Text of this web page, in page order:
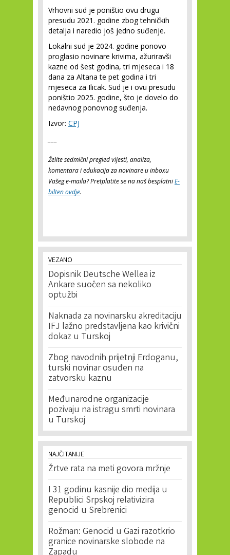
Vrhovni sud je poništio ovu drugu
presudu 2021. godine zbog tehničkih
detalja i naredio još jedno suđenje.
Lokalni sud je 2024. godine ponovo
proglasio novinare krivima, ažuriravši
kazne od šest godina, tri mjeseca i 18
dana za Altana te pet godina i tri
mjeseca za Ilıcak. Sud je i ovu presudu
poništio 2025. godine, što je dovelo do
nedavnog ponovnog suđenja.
Izvor: CPJ
Želite sedmični pregled vijesti, analiza,
komentara i edukacija za novinare u inboxu
Vašeg e-maila? Pretplatite se na naš besplatniE-
bilten ovdje.
VEZANO
Dopisnik Deutsche Wellea iz
Ankare suočen sa nekoliko
optužbi
Naknada za novinarsku akreditaciju
IFJ lažno predstavljena kao krivični
dokaz u Turskoj
Zbog navodnih prijetnji Erdoganu,
turski novinar osuđen na
zatvorsku kaznu
Međunarodne organizacije
pozivaju na istragu smrti novinara
u Turskoj
NAJČITANIJE
Žrtve rata na meti govora mržnje
I 31 godinu kasnije dio medija u
Republici Srpskoj relativizira
genocid u Srebrenici
Rožman: Genocid u Gazi razotkrio
granice novinarske slobode na